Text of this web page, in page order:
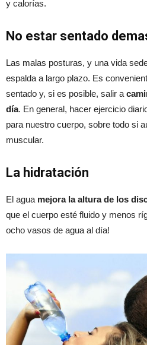
y calorías.
No estar sentado
Las malas posturas, y una vida
espalda a largo plazo. Es
sentado y, si es posible, salir a
día. En general, hacer ejercicio
para nuestro cuerpo, sobre todo si
muscular.
La hidratación
El agua mejora la altura de los
que el cuerpo esté fluido y menos
ocho vasos de agua al día!